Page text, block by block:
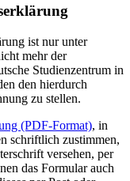
ist nur unter
mehr der
Studienzentrum in
den hierdurch
zu stellen.
(PDF-Format), in
schriftlich zustimmen,
versehen, per
das Formular auch